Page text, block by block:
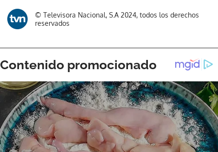
© Televisora Nacional, S.A 2024, todos los derechos
reservados